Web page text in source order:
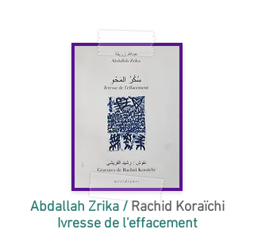
Abdallah Zrika / Rachid Koraïchi
Ivresse de l'effacement